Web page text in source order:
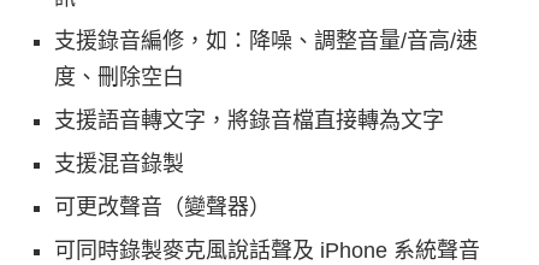
支援錄音編修，如：降噪、調整音量/音高/速
度、刪除空白
支援語音轉文字，將錄音檔直接轉為文字
支援混音錄製
可更改聲音（變聲器）
可同時錄製麥克風說話聲及 iPhone 系統聲音